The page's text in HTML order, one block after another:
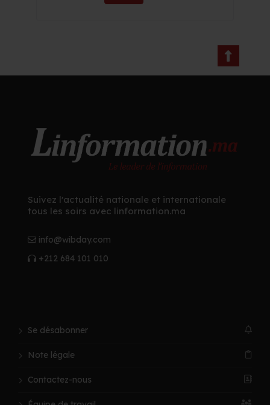
Suivez l'actualité nationale et internationale
tous les soirs avec linformation.ma
info@wibday.com
+212 684 101 010
Se désabonner
Note légale
Contactez-nous